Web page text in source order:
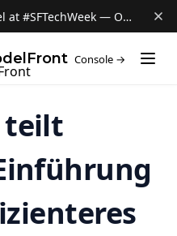
👉 Join our Translation AI panel at #SFTechWeek — Oct 8 →
Console → (opens
teilt